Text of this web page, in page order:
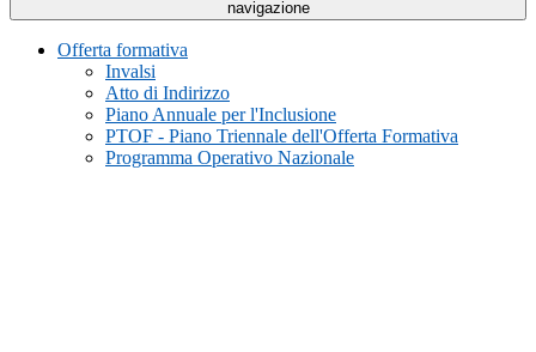
navigazione
Offerta formativa
Invalsi
Atto di Indirizzo
Piano Annuale per l'Inclusione
PTOF - Piano Triennale dell'Offerta Formativa
Programma Operativo Nazionale